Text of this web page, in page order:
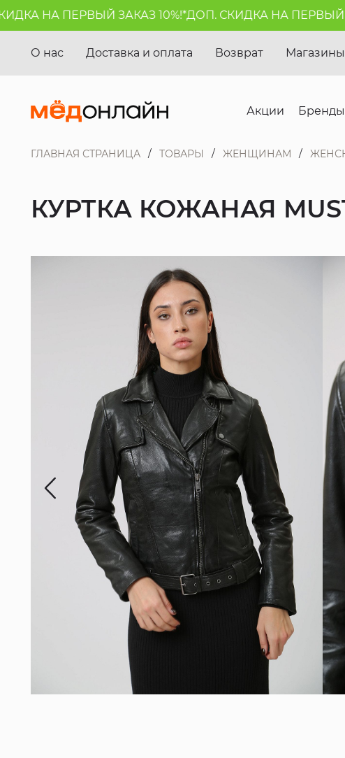
НА ПЕРВЫЙ ЗАКАЗ 10%!*ДОП. СКИДКА НА ПЕРВЫЙ
О нас Доставка и оплата Возврат Магазины
Акции Бренды
ГЛАВНАЯ СТРАНИЦА ТОВАРЫ ЖЕНЩИНАМ
КУРТКА КОЖАНАЯ